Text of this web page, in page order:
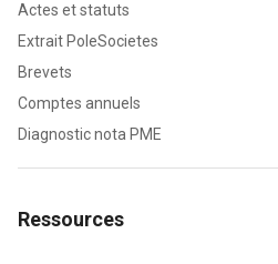
Actes et statuts
Extrait PoleSocietes
Brevets
Comptes annuels
Diagnostic nota PME
Ressources